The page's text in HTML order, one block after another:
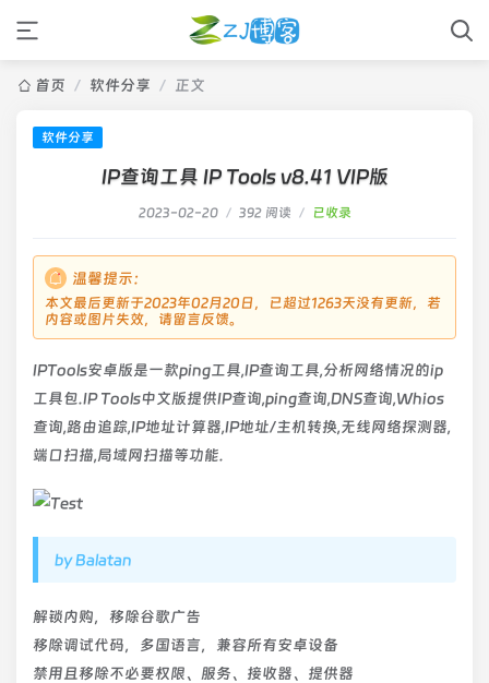
首页 / 软件分享 / 正文
软件分享
IP查询工具 IP Tools v8.41 VIP版
2023-02-20 / 392 阅读 / 已收录
温馨提示：
本文最后更新于2023年02月20日，已超过1263天没有更新，若
内容或图片失效，请留言反馈。
IPTools安卓版是一款ping工具,IP查询工具,分析网络情况的ip
工具包.IP Tools中文版提供IP查询,ping查询,DNS查询,Whios
查询,路由追踪,IP地址计算器,IP地址/主机转换,无线网络探测器,
端口扫描,局域网扫描等功能.
by Balatan
解锁内购，移除谷歌广告
移除调试代码，多国语言，兼容所有安卓设备
禁用且移除不必要权限、服务、接收器、提供器